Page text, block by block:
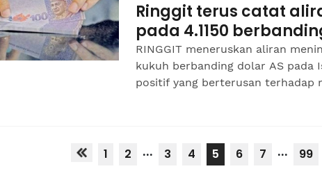
Ringgit terus catat
pada 4.1150
RINGGIT meneruskan aliran
kukuh berbanding dolar AS pada
positif yang berterusan terhadap
1 2 ... 3 4 5 6 7 ... 99